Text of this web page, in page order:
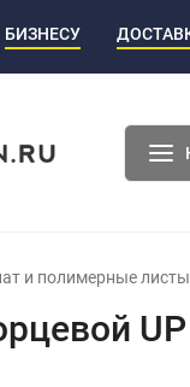
БИЗНЕСУ
и полимерные листы